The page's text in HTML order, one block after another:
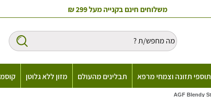
משלוחים חינם בקנייה מעל 299 ₪
תוספי תזונה וצמחי מרפא תבלינים מהעולם מזון ללא גלוטן